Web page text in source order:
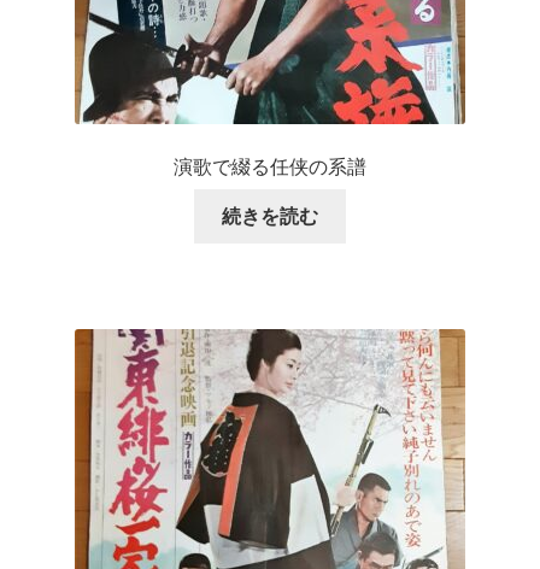
演歌で綴る任侠の系譜
続きを読む